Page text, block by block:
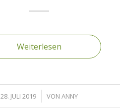
Weiterlesen
28. JULI 2019
/ VON ANNY